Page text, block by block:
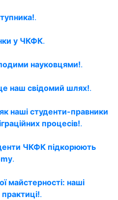
.
у ЧКФК.
науковцями!.
наш свідомий шлях!.
наші студенти-правники
процесів!.
ЧКФК підкорюють
.
майстерності: наші
.